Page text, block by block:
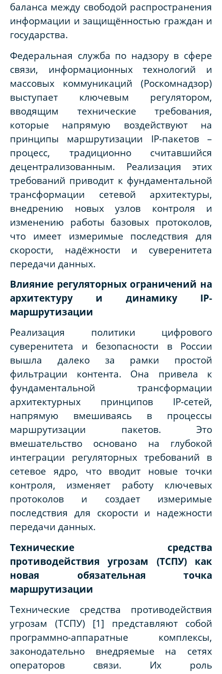
баланса между свободой распространения
информации и защищённостью граждан и
государства.
Федеральная служба по надзору в сфере
связи, информационных технологий и
массовых коммуникаций (Роскомнадзор)
выступает ключевым регулятором,
вводящим технические требования,
которые напрямую воздействуют на
принципы маршрутизации IP-пакетов –
процесс, традиционно считавшийся
децентрализованным. Реализация этих
требований приводит к фундаментальной
трансформации сетевой архитектуры,
внедрению новых узлов контроля и
изменению работы базовых протоколов,
что имеет измеримые последствия для
скорости, надёжности и суверенитета
передачи данных.
Влияние регуляторных ограничений на
архитектуру и динамику IP-
маршрутизации
Реализация политики цифрового
суверенитета и безопасности в России
вышла далеко за рамки простой
фильтрации контента. Она привела к
фундаментальной трансформации
архитектурных принципов IP-сетей,
напрямую вмешиваясь в процессы
маршрутизации пакетов. Это
вмешательство основано на глубокой
интеграции регуляторных требований в
сетевое ядро, что вводит новые точки
контроля, изменяет работу ключевых
протоколов и создает измеримые
последствия для скорости и надежности
передачи данных.
Технические средства
противодействия угрозам (ТСПУ) как
новая обязательная точка
маршрутизации
Технические средства противодействия
угрозам (ТСПУ) [1] представляют собой
программно-аппаратные комплексы,
законодательно внедряемые на сетях
операторов связи. Их роль